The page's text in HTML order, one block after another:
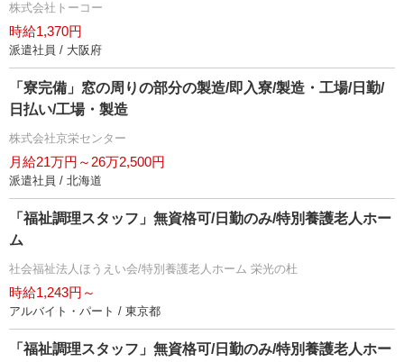
株式会社トーコー
時給1,370円
派遣社員 / 大阪府
「寮完備」窓の周りの部分の製造/即入寮/製造・工場/日勤/
日払い/工場・製造
株式会社京栄センター
月給21万円～26万2,500円
派遣社員 / 北海道
「福祉調理スタッフ」無資格可/日勤のみ/特別養護老人ホー
ム
社会福祉法人ほうえい会/特別養護老人ホーム 栄光の杜
時給1,243円～
アルバイト・パート / 東京都
「福祉調理スタッフ」無資格可/日勤のみ/特別養護老人ホー